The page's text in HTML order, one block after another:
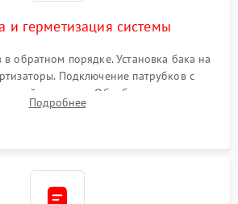
и герметизация системы
обратном порядке. Установка бака на
Подключение патрубков с
хомутами. Обработка стыков
возможных протечек воды.
Подробнее